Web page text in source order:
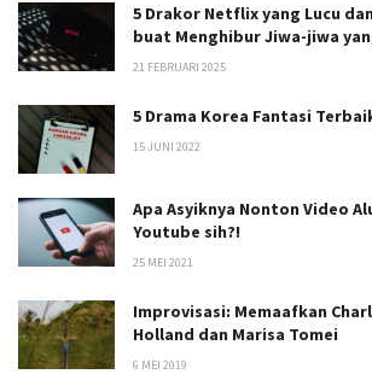
5 Drakor Netflix yang Lucu
buat Menghibur Jiwa-jiwa
21 FEBRUARI 2025
5 Drama Korea Fantasi
15 JUNI 2022
Apa Asyiknya Nonton Video
Youtube sih?!
25 MEI 2021
Improvisasi: Memaafkan
Holland dan Marisa Tomei
6 MEI 2019